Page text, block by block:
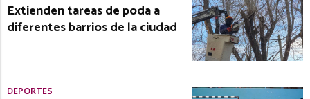
Extienden tareas de poda a
diferentes barrios de la ciudad
DEPORTES